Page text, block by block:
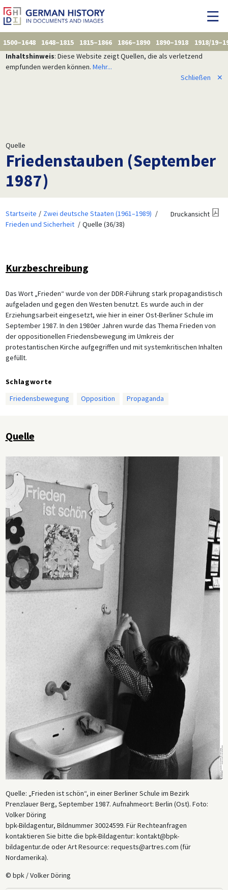
1500–1648 1648–1815 1815–1866 1866–1890 1890–1918
1918/
Inhaltshinweis: Diese Website zeigt Quellen, die als verletzend
empfunden werden können. Mehr...
Schließen
✕
Quelle
Friedenstauben (September
1987)
Startseite
Zwei deutsche Staaten (1961–1989)
Frieden und Sicherheit
Quelle (36/38)
Druckansicht
Kurzbeschreibung
Das Wort „Frieden“ wurde von der DDR-Führung stark propagandistisch
aufgeladen und gegen den Westen benutzt. Es wurde auch in der
Erziehungsarbeit eingesetzt, wie hier in einer Ost-Berliner Schule im
September 1987. In den 1980er Jahren wurde das Thema Frieden von
der oppositionellen Friedensbewegung im Umkreis der
protestantischen Kirche aufgegriffen und mit systemkritischen Inhalten
gefüllt.
Schlagworte
Friedensbewegung
Opposition Propaganda
Quelle
Quelle: „Frieden ist schön“, in einer Berliner Schule im Bezirk
Prenzlauer Berg, September 1987. Aufnahmeort: Berlin (Ost). Foto:
Volker Döring
bpk-Bildagentur, Bildnummer 30024599. Für Rechteanfragen
kontaktieren Sie bitte die bpk-Bildagentur: kontakt@bpk-
bildagentur.de oder Art Resource: requests@artres.com (für
Nordamerika).
© bpk / Volker Döring